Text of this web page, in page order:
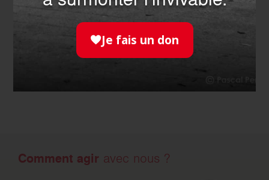
EN SAVOIR PLUS
Comment agir avec nous ?
Je fais un don